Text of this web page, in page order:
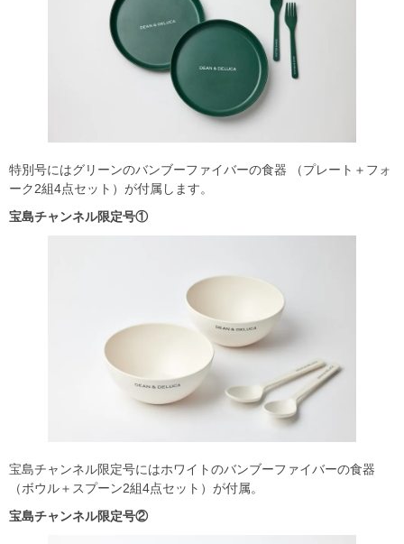
特別号にはグリーンのバンブーファイバーの食器 （プレート＋フォ
ーク2組4点セット）が付属します。
宝島チャンネル限定号①
宝島チャンネル限定号にはホワイトのバンブーファイバーの食器
（ボウル＋スプーン2組4点セット）が付属。
宝島チャンネル限定号②